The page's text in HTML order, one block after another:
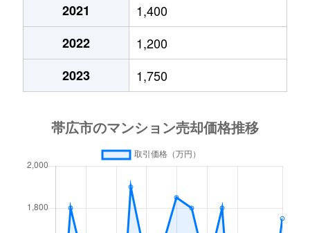
2021
1,400
2022
1,200
2023
1,750